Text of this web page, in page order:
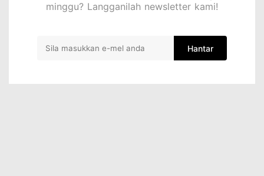
minggu? Langganilah newsletter kami!
Hantar